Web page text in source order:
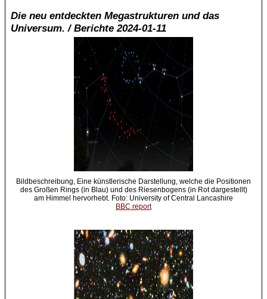
Die neu entdeckten Megastrukturen und das
Universum. / Berichte 2024-01-11
Bildbeschreibung, Eine künstlerische Darstellung, welche die Positionen
des Großen Rings (in Blau) und des Riesenbogens (in Rot dargestellt)
am Himmel hervorhebt. Foto: University of Central Lancashire
BBC report